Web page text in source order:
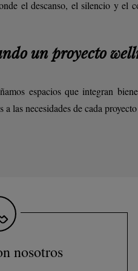
el descanso, el silencio y el
un proyecto
espacios que integran
las necesidades de cada
nosotros